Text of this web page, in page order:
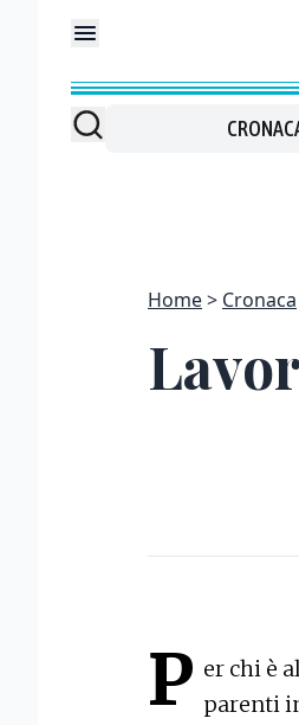
Home Cronaca
P er chi è
parenti